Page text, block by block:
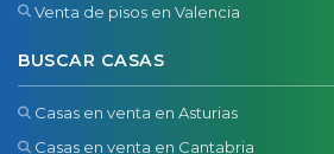
Venta de pisos en Valencia
BUSCAR CASAS
Casas en venta en Asturias
Casas en venta en Cantabria